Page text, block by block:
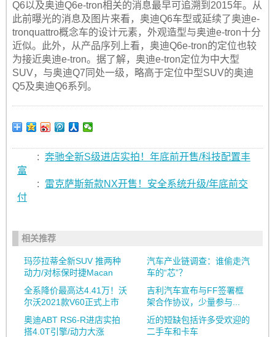
Q6以及奥迪Q6e-tron相关的消息最早可追溯到2015年。从
此前曝光的消息及图片来看，奥迪Q6车型或延续了奥迪e-
tronquattro概念车的设计元素，外观造型与奥迪e-tron十分
近似。此外，从产品序列上看，奥迪Q6e-tron的定位也较
为接近奥迪e-tron。据了解，奥迪e-tron定位为中大型
SUV，与奥迪Q7同处一级，略高于定位中型SUV的奥迪
Q5及奥迪Q6系列。
: 奔驰全新S级进店实拍！年底前开售/科技配置丰
富
:
雷克萨斯新款NX开售！安全系统升级/年底前交
付
相关推荐
玛莎拉蒂全新SUV 推两种
动力/对标保时捷Macan
汽车产业链调查：谁偷走汽
车的“芯”？
全系降价最高达4.41万！沃
尔沃2021款V60正式上市
吉利汽车宣布与FF签署框
架合作协议，少量参与...
奥迪ABT RS6-R进店实拍
搭4.0T引擎/动力大涨
近的短缺包括许多受欢迎的
二手车和卡车